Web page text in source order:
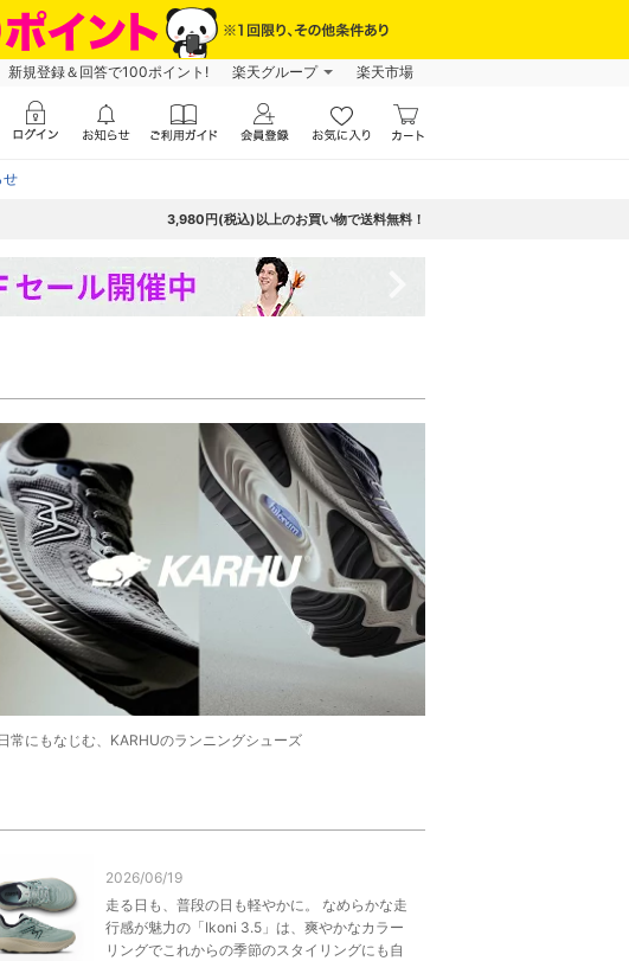
新規登録＆回答で100ポイント! 楽天グループ 楽天市場
せ
3,980円(税込)以上のお買い物で送料無料！
日常にもなじむ、KARHUのランニングシューズ
2026/06/19
走る日も、普段の日も軽やかに。 なめらかな走
行感が魅力の「Ikoni 3.5」は、爽やかなカラー
リングでこれからの季節のスタイリングにも自